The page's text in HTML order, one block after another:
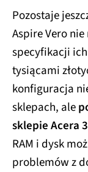
Pozostaje
Aspire Vero
specyfikacji
tysiącami
konfiguracja
sklepach, ale
sklepie Acera
RAM i dysk
problemów z